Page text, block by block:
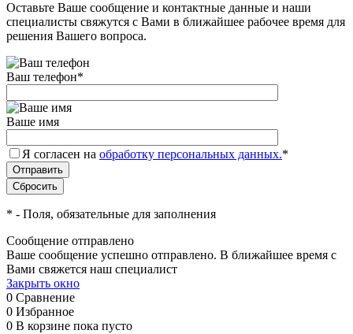
Оставьте Ваше сообщение и контактные данные и наши
специалисты свяжутся с Вами в ближайшее рабочее время для
решения Вашего вопроса.
Ваш телефон*
Ваше имя
Я согласен на обработку персональных данных.*
* - Поля, обязательные для заполнения
Сообщение отправлено
Ваше сообщение успешно отправлено. В ближайшее время с
Вами свяжется наш специалист
Закрыть окно
0 Сравнение
0 Избранное
0 В корзине пока пусто